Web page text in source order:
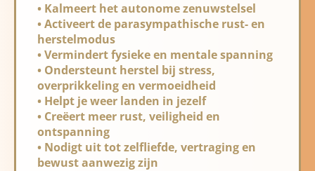
• Kalmeert het autonome zenuwstelsel
• Activeert de parasympathische rust- en
herstelmodus
• Vermindert fysieke en mentale spanning
• Ondersteunt herstel bij stress,
overprikkeling en vermoeidheid
• Helpt je weer landen in jezelf
• Creëert meer rust, veiligheid en
ontspanning
• Nodigt uit tot zelfliefde, vertraging en
bewust aanwezig zijn